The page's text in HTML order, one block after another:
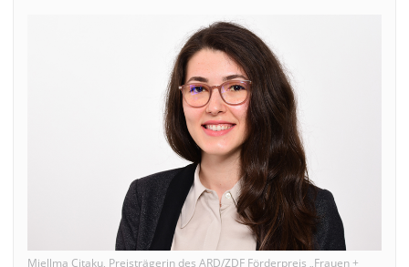
Mjellma Çitaku, Preisträgerin des ARD/ZDF Förderpreis „Frauen +